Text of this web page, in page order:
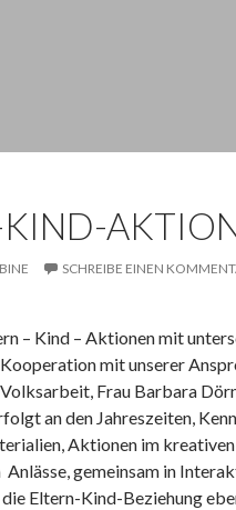
KIND-
SCHREIBE EINEN
– Kind – Aktionen mit
mit unserer
Volksarbeit, Frau Barbara
an den Jahreszeiten,
Aktionen im
gemeinsam in
Eltern-Kind-Beziehung